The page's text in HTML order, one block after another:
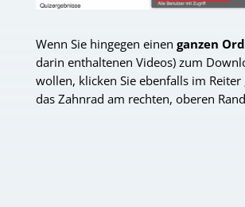
Wenn Sie hingegen einen ganzen
darin enthaltenen Videos) zum
wollen, klicken Sie ebenfalls im Reiter
das Zahnrad am rechten, oberen